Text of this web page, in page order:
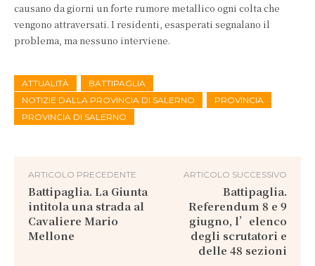
causano da giorni un forte rumore metallico ogni colta che
vengono attraversati. I residenti, esasperati segnalano il
problema, ma nessuno interviene.
ATTUALITÀ
BATTIPAGLIA
NOTIZIE DALLA PROVINCIA DI SALERNO
PROVINCIA
PROVINCIA DI SALERNO
ARTICOLO PRECEDENTE
Battipaglia. La Giunta
intitola una strada al
Cavaliere Mario
Mellone
ARTICOLO SUCCESSIVO
Battipaglia.
Referendum 8 e 9
giugno, l’elenco
degli scrutatori e
delle 48 sezioni